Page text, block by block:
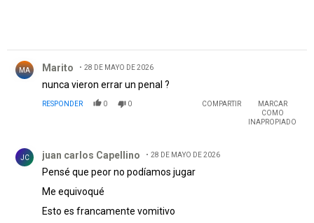
MA Marito 28 DE MAYO DE 2026
nunca vieron errar un penal ?
RESPONDER 0 0 COMPARTIR
MARCAR
COMO
INAPROPIADO
JC juan carlos Capellino 28 DE MAYO DE 2026
Pensé que peor no podíamos jugar
Me equivoqué
Esto es francamente vomitivo